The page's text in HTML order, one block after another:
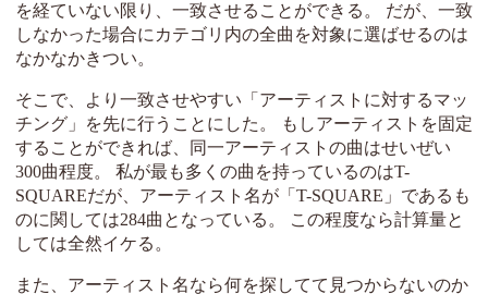
を経ていない限り、一致させることができる。 だが、一致
しなかった場合にカテゴリ内の全曲を対象に選ばせるのは
なかなかきつい。
そこで、より一致させやすい「アーティストに対するマッ
チング」を先に行うことにした。 もしアーティストを固定
することができれば、同一アーティストの曲はせいぜい
300曲程度。 私が最も多くの曲を持っているのはT-
SQUAREだが、アーティスト名が「T-SQUARE」であるも
のに関しては284曲となっている。 この程度なら計算量と
しては全然イケる。
また、アーティスト名なら何を探してて見つからないのか